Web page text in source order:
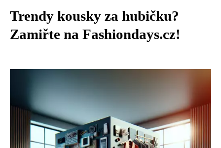
Trendy kousky za hubičku?
Zamiřte na Fashiondays.cz!